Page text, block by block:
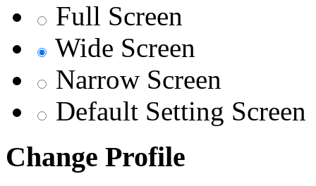
Full Screen
Wide Screen
Narrow Screen
Default Setting Screen
Change Profile